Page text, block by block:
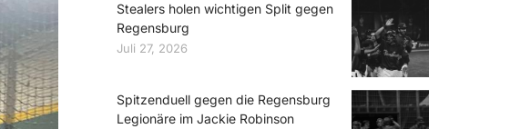
Stealers holen wichtigen Split gegen
Regensburg
Juli 27, 2026
Spitzenduell gegen die Regensburg
Legionäre im Jackie Robinson